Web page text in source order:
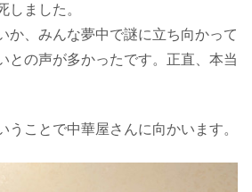
しました。
か、みんな夢中で謎に立ち向かって
との声が多かったです。正直、本当
うことで中華屋さんに向かいます。